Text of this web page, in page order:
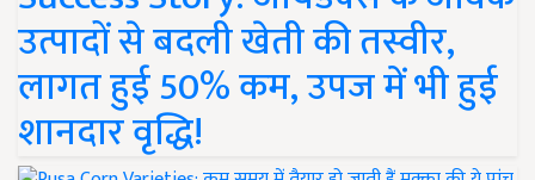
उत्पादों से बदली खेती की तस्वीर,
लागत हुई 50% कम, उपज में भी हुई
शानदार वृद्धि!